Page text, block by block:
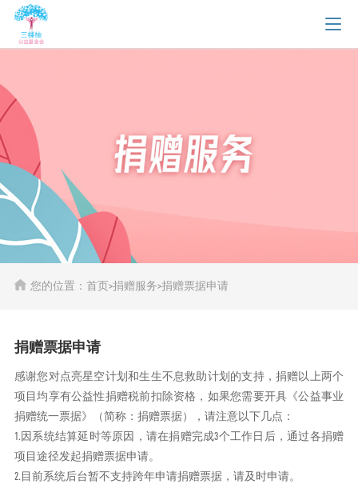
您的位置：首页>捐赠服务>捐赠票据申请
捐赠票据申请
感谢您对点亮星空计划和生生不息救助计划的支持，捐赠以上两个
项目均享有公益性捐赠税前扣除资格，如果您需要开具《公益事业
捐赠统一票据》（简称：捐赠票据），请注意以下几点：
1.因系统结算延时等原因，请在捐赠完成3个工作日后，通过各捐赠
项目途径发起捐赠票据申请。
2.目前系统后台暂不支持跨年申请捐赠票据，请及时申请。